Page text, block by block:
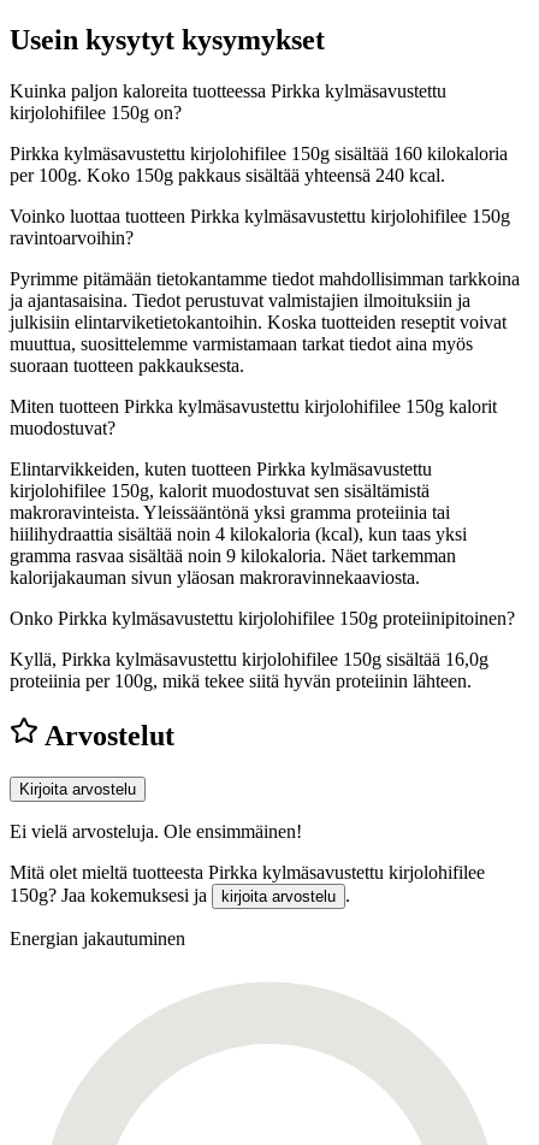
Usein kysytyt kysymykset
Kuinka paljon kaloreita tuotteessa Pirkka kylmäsavustettu
kirjolohifilee 150g on?
Pirkka kylmäsavustettu kirjolohifilee 150g sisältää 160 kilokaloria
per 100g. Koko 150g pakkaus sisältää yhteensä 240 kcal.
Voinko luottaa tuotteen Pirkka kylmäsavustettu kirjolohifilee 150g
ravintoarvoihin?
Pyrimme pitämään tietokantamme tiedot mahdollisimman tarkkoina
ja ajantasaisina. Tiedot perustuvat valmistajien ilmoituksiin ja
julkisiin elintarviketietokantoihin. Koska tuotteiden reseptit voivat
muuttua, suosittelemme varmistamaan tarkat tiedot aina myös
suoraan tuotteen pakkauksesta.
Miten tuotteen Pirkka kylmäsavustettu kirjolohifilee 150g kalorit
muodostuvat?
Elintarvikkeiden, kuten tuotteen Pirkka kylmäsavustettu
kirjolohifilee 150g, kalorit muodostuvat sen sisältämistä
makroravinteista. Yleissääntönä yksi gramma proteiinia tai
hiilihydraattia sisältää noin 4 kilokaloria (kcal), kun taas yksi
gramma rasvaa sisältää noin 9 kilokaloria. Näet tarkemman
kalorijakauman sivun yläosan makroravinnekaaviosta.
Onko Pirkka kylmäsavustettu kirjolohifilee 150g proteiinipitoinen?
Kyllä, Pirkka kylmäsavustettu kirjolohifilee 150g sisältää 16,0g
proteiinia per 100g, mikä tekee siitä hyvän proteiinin lähteen.
Arvostelut
Kirjoita arvostelu
Ei vielä arvosteluja. Ole ensimmäinen!
Mitä olet mieltä tuotteesta Pirkka kylmäsavustettu kirjolohifilee
150g? Jaa kokemuksesi ja
kirjoita arvostelu .
Energian jakautuminen